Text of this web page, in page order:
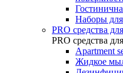
Наборы
PRO средства
PRO средства
Apartment
Жидкое